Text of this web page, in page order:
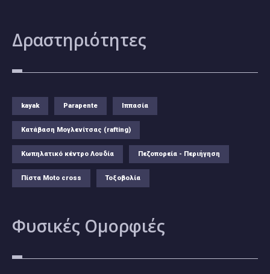
Δραστηριότητες
kayak Parapente Ιππασία
Κατάβαση Μογλενίτσας (rafting)
Κωπηλατικό κέντρο Λουδία Πεζοπορεία - Περιήγηση
Πίστα Moto cross Τοξοβολία
Φυσικές Ομορφιές